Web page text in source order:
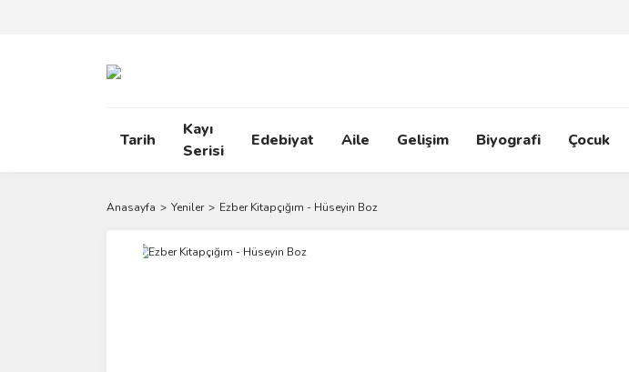
Tarih
Kayı
Serisi
Edebiyat Aile Gelişim Biyografi Çocuk
Anasayfa Yeniler Ezber Kitapçığım - Hüseyin Boz